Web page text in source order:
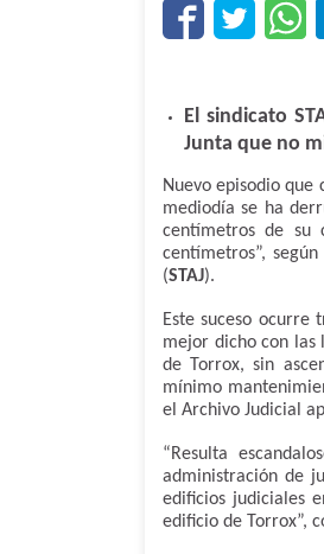
El sindicato
Junta que no
Nuevo episodio que
mediodía se ha
centímetros de su
centímetros”,
(STAJ).
Este suceso ocurre
mejor dicho con las
de Torrox, sin
mínimo
el Archivo Judicial
“Resulta
administración de
edificios judiciales
edificio de Torrox”,